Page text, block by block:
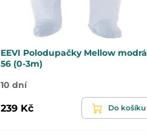
EEVI Polodupačky Mellow modrá
56 (0-3m)
10 dní
239 Kč Do košíku